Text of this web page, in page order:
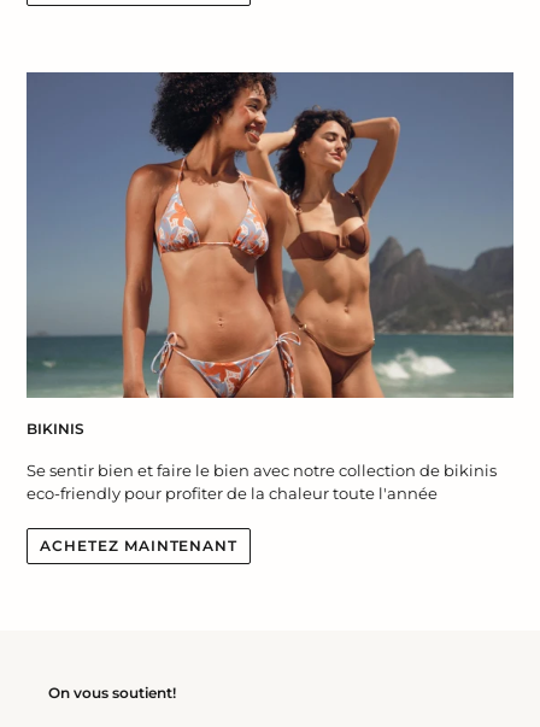
BIKINIS
Se sentir bien et faire le bien avec notre collection de bikinis
eco-friendly pour profiter de la chaleur toute l'année
ACHETEZ MAINTENANT
On vous soutient!